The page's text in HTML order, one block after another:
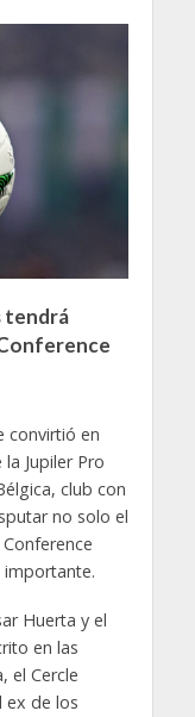
tendrá
convirtió en
Jupiler Pro
club con
no solo el
importante.
Huerta y el
en las
el Cercle
ex de los